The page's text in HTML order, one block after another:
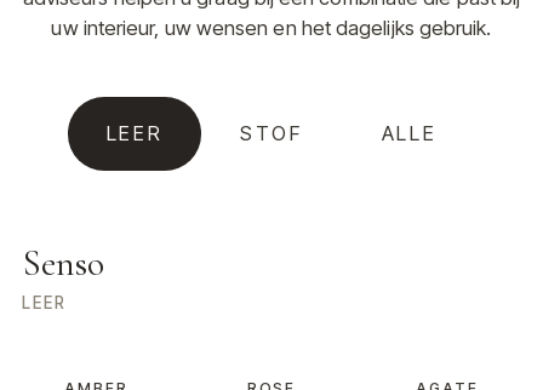
uw interieur, uw wensen en het dagelijks gebruik.
LEER STOF ALLE
Senso
LEER